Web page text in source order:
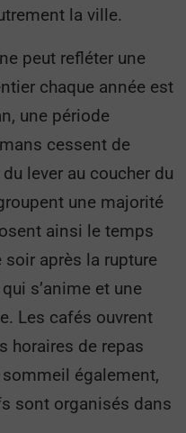
la ville.
peut refléter une
chaque année est
une période
cessent de
lever au coucher du
une majorité
ainsi le temps
soir après la rupture
s’anime et une
Les cafés ouvrent
horaires de repas
également,
sont organisés dans